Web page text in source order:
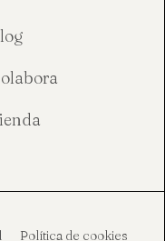
Política de cookies